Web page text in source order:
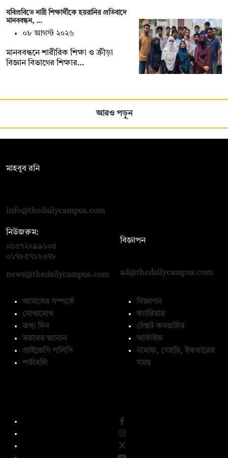
যবিপ্রবিতে নারী শিক্ষার্থীকে হয়রানির প্রতিবাদে
মানববন্ধন, …
০৮ আগস্ট ২০২৬
মানববন্ধনে শারীরিক শিক্ষা ও ক্রীড়া
বিজ্ঞান বিভাগের শিক্ষার…
আরও পড়ুন
মাহবুব রনি
info@thedailycampus.com
নিউজরুম:
০১৫৭২০৯৯১০৫
০১৭৮৫৭১৬২৭৮
news@thedailycampus.com
বিজ্ঞাপন
ad@thedailycampus.com
আমাদের সম্পর্কে
যোগাযোগ
তথ্য দিন
মতামত জানান
প্রাইভেসি পলিসি
শর্তাবলি
বিজ্ঞাপন
ক্যারিয়ার
টেক্সট কনভার্টার
আর্কাইভ
নামাজ, সেহরি, ইফতারের
সময়